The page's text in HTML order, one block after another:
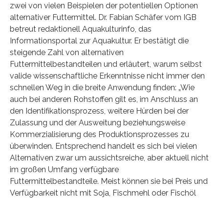
zwei von vielen Beispielen der potentiellen Optionen
alternativer Futtermittel. Dr. Fabian Schäfer vom IGB
betreut redaktionell Aquakulturinfo, das
Informationsportal zur Aquakultur. Er bestätigt die
steigende Zahl von alternativen
Futtermittelbestandteilen und erläutert, warum selbst
valide wissenschaftliche Erkenntnisse nicht immer den
schnellen Weg in die breite Anwendung finden: „Wie
auch bei anderen Rohstoffen gilt es, im Anschluss an
den Identifikationsprozess, weitere Hürden bei der
Zulassung und der Ausweitung beziehungsweise
Kommerzialisierung des Produktionsprozesses zu
überwinden. Entsprechend handelt es sich bei vielen
Alternativen zwar um aussichtsreiche, aber aktuell nicht
im großen Umfang verfügbare
Futtermittelbestandteile. Meist können sie bei Preis und
Verfügbarkeit nicht mit Soja, Fischmehl oder Fischöl